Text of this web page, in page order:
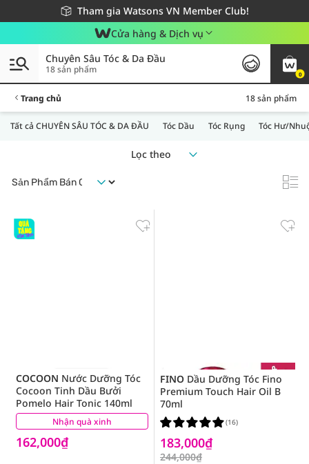
Tham gia Watsons VN Member Club!
Miễn phí giao hàng cho đơn hàng từ 249,000Đ
Giao hàng nhanh 24h - Áp dụng khu vực TP. Hồ Chí Minh
Cửa hàng & Dịch vụ
0
Chuyên Sâu Tóc & Da Đầu
18 sản phẩm
Trang chủ 18 sản phẩm
Tất cả CHUYÊN SÂU TÓC & DA ĐẦU Tóc Dầu Tóc Rụng Tóc Hư/
Lọc theo
Nhận quà xinh
COCOON Nước Dưỡng Tóc
Cocoon Tinh Dầu Bưởi
Pomelo Hair Tonic 140ml
162,000₫
(9)
FINO Dầu Dưỡng Tóc Fino
Premium Touch Hair Oil B
70ml
183,000₫
244,000₫
(16)